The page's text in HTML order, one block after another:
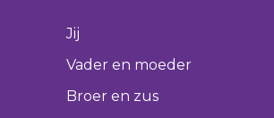
Jij
Vader en moeder
Broer en zus